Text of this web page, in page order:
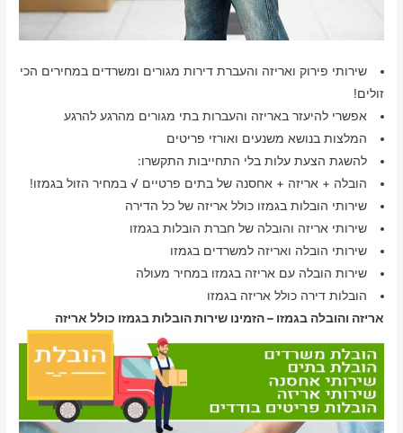
שירותי פירוק ואריזה והעברת דירות מגורים ומשרדים במחירים הכי
זולים!
אפשרי להיעזר באריזה והעברות בתי מגורים מהרגע להרגע
המלצות בנושא משנעים ואורזי פריטים
להשגת הצעת עלות בלי התחייבות התקשרו:
הובלה + אריזה + אחסנה של בתים פרטיים √ במחיר הזול בגמזו!
שירותי הובלות בגמזו כולל אריזה של כל הדירה
שירותי אריזה והובלה של חברת הובלות בגמזו
שירותי הובלה ואריזה למשרדים בגמזו
שירות הובלה עם אריזה בגמזו במחיר מעולה
הובלות דירה כולל אריזה בגמזו
אריזה והובלה בגמזו – הזמינו שירות הובלות בגמזו כולל אריזה